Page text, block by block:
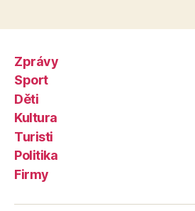
Zprávy
Sport
Děti
Kultura
Turisti
Politika
Firmy